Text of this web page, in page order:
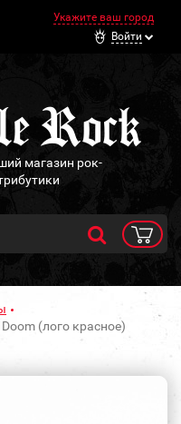
Укажите ваш город
Войти
магазин рок-
(лого красное)